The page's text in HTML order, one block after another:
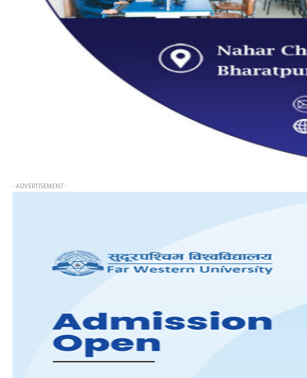
- ADVERTISEMENT -